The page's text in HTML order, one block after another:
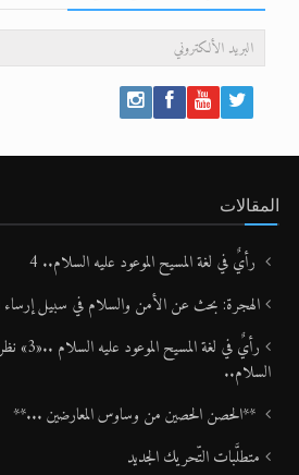
المقالات
رأيٌ في لغة المسيح الموعود عليه السلام.. 4
الهجرة: بحث عن الأمن والسلام في سبيل إرساء
رأيٌ في
السلام..
**الحصن الحصين من وساوس المعارضين ...**
متطلَّبات التّحريك الجديد